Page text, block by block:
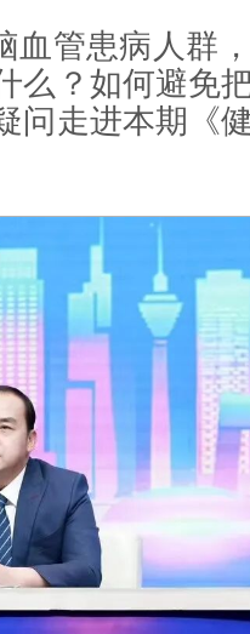
血管患病人群
么？如何避免
问走进本期《